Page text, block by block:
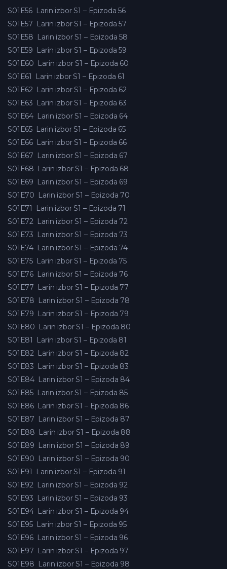
S01E56 Larin izbor S1 – Epizoda 56
S01E57 Larin izbor S1 – Epizoda 57
S01E58 Larin izbor S1 – Epizoda 58
S01E59 Larin izbor S1 – Epizoda 59
S01E60 Larin izbor S1 – Epizoda 60
S01E61
Larin izbor S1 – Epizoda 61
S01E62 Larin izbor S1 – Epizoda 62
S01E63 Larin izbor S1 – Epizoda 63
S01E64 Larin izbor S1 – Epizoda 64
S01E65 Larin izbor S1 – Epizoda 65
S01E66 Larin izbor S1 – Epizoda 66
S01E67 Larin izbor S1 – Epizoda 67
S01E68 Larin izbor S1 – Epizoda 68
S01E69 Larin izbor S1 – Epizoda 69
S01E70 Larin izbor S1 – Epizoda 70
S01E71
Larin izbor S1 – Epizoda 71
S01E72 Larin izbor S1 – Epizoda 72
S01E73 Larin izbor S1 – Epizoda 73
S01E74 Larin izbor S1 – Epizoda 74
S01E75 Larin izbor S1 – Epizoda 75
S01E76 Larin izbor S1 – Epizoda 76
S01E77 Larin izbor S1 – Epizoda 77
S01E78 Larin izbor S1 – Epizoda 78
S01E79 Larin izbor S1 – Epizoda 79
S01E80 Larin izbor S1 – Epizoda 80
S01E81
Larin izbor S1 – Epizoda 81
S01E82 Larin izbor S1 – Epizoda 82
S01E83 Larin izbor S1 – Epizoda 83
S01E84 Larin izbor S1 – Epizoda 84
S01E85 Larin izbor S1 – Epizoda 85
S01E86 Larin izbor S1 – Epizoda 86
S01E87 Larin izbor S1 – Epizoda 87
S01E88 Larin izbor S1 – Epizoda 88
S01E89 Larin izbor S1 – Epizoda 89
S01E90 Larin izbor S1 – Epizoda 90
S01E91
Larin izbor S1 – Epizoda 91
S01E92 Larin izbor S1 – Epizoda 92
S01E93 Larin izbor S1 – Epizoda 93
S01E94 Larin izbor S1 – Epizoda 94
S01E95 Larin izbor S1 – Epizoda 95
S01E96 Larin izbor S1 – Epizoda 96
S01E97 Larin izbor S1 – Epizoda 97
S01E98 Larin izbor S1 – Epizoda 98